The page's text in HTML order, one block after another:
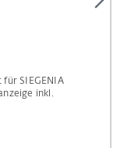
SIEGENIA
inkl.